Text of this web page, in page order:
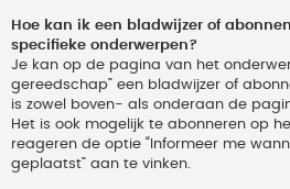
Hoe kan ik een bladwijzer of
specifieke onderwerpen?
Je kan op de pagina van het
gereedschap” een bladwijzer of
is zowel boven- als onderaan de
Het is ook mogelijk te abonneren op
reageren de optie “Informeer me
geplaatst” aan te vinken.